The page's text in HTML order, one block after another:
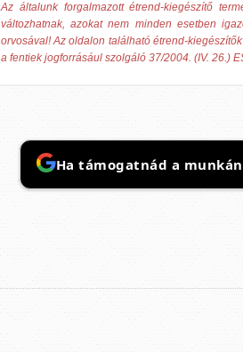
Az általunk forgalmazott étrend-kiegészítő
változhatnak, azokat nem minden esetben
orvosával! Az oldalon található étrend-
a fentiek jogforrásául szolgáló 37/2004. (IV. 26.)
Ha támogatnád a